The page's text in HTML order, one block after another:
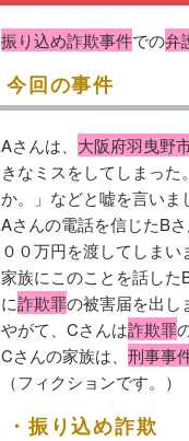
振り込め詐欺事件での弁
今回の事件
Aさんは、 大阪府羽曳野
きなミスをしてしまっ
か。」などと嘘を言いま
Aさんの電話を信じたB
００万円を渡してしまい
家族にこのことを話したB
に詐欺罪の被害届を出し
やがて、Cさんは詐欺罪
Cさんの家族は、 刑事事
（フィクションです。）
・振り込め詐欺